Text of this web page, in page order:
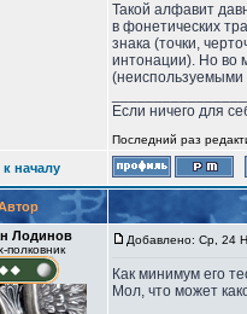
Такой алфавит
в фонетических
знака (точки,
интонации). Но во
Если ничего для
Последний раз
началу
Лодинов
полковник
Добавлено: Ср, 24
Как минимум его
Мол, что может